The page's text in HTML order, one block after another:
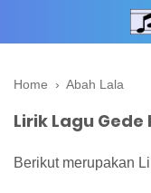
Home › Abah Lala
Lirik Lagu
Berikut merupakan